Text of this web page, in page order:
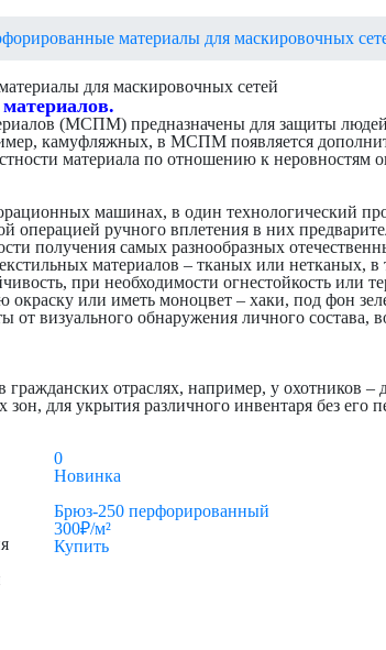
материалы для маскировочных
для маскировочных сетей
(МСПМ) предназначены для защиты людей
камуфляжных, в МСПМ появляется
материала по отношению к неровностям
машинах, в один технологический
операцией ручного вплетения в них
получения самых разнообразных
материалов – тканых или нетканых,
при необходимости огнестойкость или
или иметь моноцвет – хаки, под фон
обнаружения личного состава,
отраслях, например, у охотников
зон, для укрытия различного инвентаря без
0
Новинка
Брюз-250 перфорированный
300₽/м²
Купить